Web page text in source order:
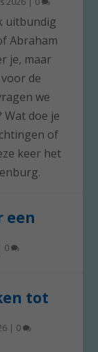
uitbundig
Abraham
je, maar
de
we
doe je
of
keer het
een
0
tot
| 0